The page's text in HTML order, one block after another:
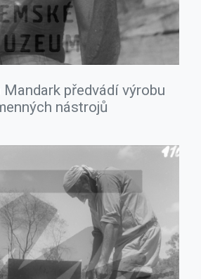
Mandark předvádí výrobu
nástrojů